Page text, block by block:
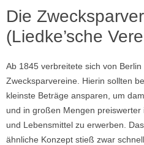
Die
(Liedke’sche
Ab 1845 verbreitete sich von
Zwecksparvereine. Hierin sollten
kleinste Beträge ansparen, um
und in großen Mengen
und Lebensmittel zu erwerben.
ähnliche Konzept stieß zwar